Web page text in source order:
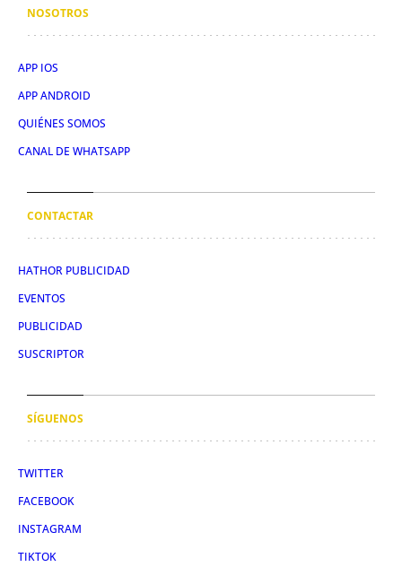
NOSOTROS
APP IOS
APP ANDROID
QUIÉNES SOMOS
CANAL DE WHATSAPP
CONTACTAR
HATHOR PUBLICIDAD
EVENTOS
PUBLICIDAD
SUSCRIPTOR
SÍGUENOS
TWITTER
FACEBOOK
INSTAGRAM
TIKTOK